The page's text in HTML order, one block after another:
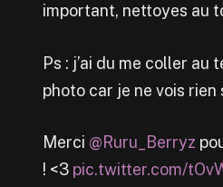
important, nettoyes au
Ps : j’ai du me coller au
photo car je ne vois rien
Merci @Ruru_Berryz
! <3 pic.twitter.com/